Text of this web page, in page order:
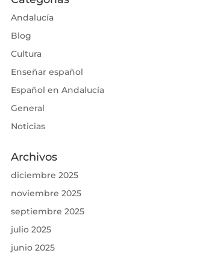
Andalucía
Blog
Cultura
Enseñar español
Español en Andalucía
General
Noticias
Archivos
diciembre 2025
noviembre 2025
septiembre 2025
julio 2025
junio 2025